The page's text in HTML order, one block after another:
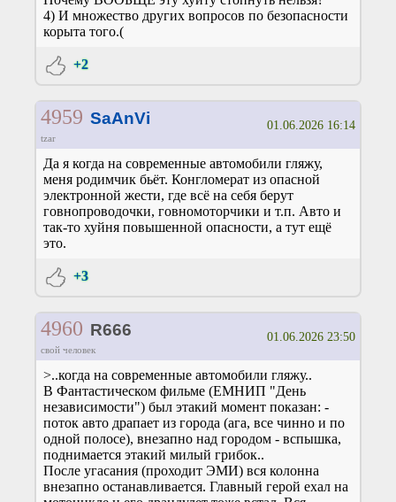
4) И множество других вопросов по безопасности
корыта того.(
+2
4959 SaAnVi
tzar
01.06.2026 16:14
Да я когда на современные автомобили гляжу,
меня родимчик бьёт. Конгломерат из опасной
электронной жести, где всё на себя берут
говнопроводочки, говномоторчики и т.п. Авто и
так-то хуйня повышенной опасности, а тут ещё
это.
+3
4960 R666
свой человек
01.06.2026 23:50
>..когда на современные автомобили гляжу..
В Фантастическом фильме (ЕМНИП "День
независимости") был этакий момент показан: -
поток авто драпает из города (ага, все чинно и по
одной полосе), внезапно над городом - вспышка,
поднимается этакий милый грибок..
После угасания (проходит ЭМИ) вся колонна
внезапно останавливается. Главный герой ехал на